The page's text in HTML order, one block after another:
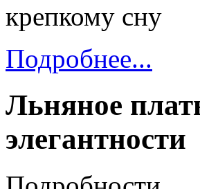
Подробнее...
Льняное
элегантности